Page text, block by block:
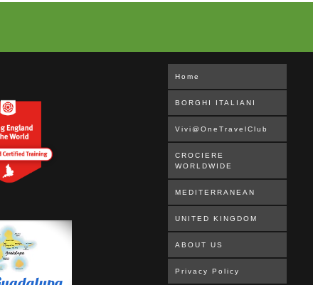
Home
BORGHI ITALIANI
Vivi@OneTravelClub
CROCIERE
WORLDWIDE
MEDITERRANEAN
UNITED KINGDOM
ABOUT US
Privacy Policy